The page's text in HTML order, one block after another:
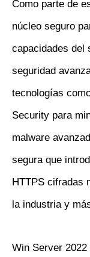
Como parte de
núcleo seguro
capacidades del
seguridad
tecnologías
Security para
malware
segura que
HTTPS cifradas
la industria y
Win Server